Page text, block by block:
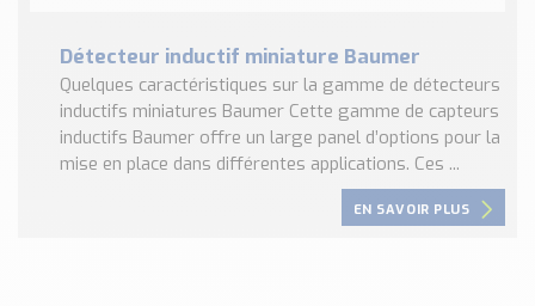
Détecteur inductif miniature Baumer
Quelques caractéristiques sur la gamme de détecteurs
inductifs miniatures Baumer Cette gamme de capteurs
inductifs Baumer offre un large panel d’options pour la
mise en place dans différentes applications. Ces ...
EN SAVOIR PLUS